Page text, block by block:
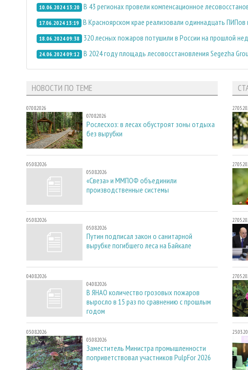
10.06.2024 13:20 В 43 регионах провели компенсационное
17.06.2024 13:19 В Красноярском крае реализовали одиннадцать ПИПов
18.06.2024 09:38 320 лесных пожаров потушили в России на прошлой
24.06.2024 09:12 В 2024 году площадь лесовосстановления Segezha
НОВОСТИ ПО ТЕМЕ
07.08.2026
07.08.2026
Рослесхоз: в лесах обустроят зоны отдыха
без вырубки
05.08.2026
05.08.2026
«Свеза» и ММПОФ объединили
производственные системы
05.08.2026
05.08.2026
Путин подписал закон о санитарной
вырубке погибшего леса на Байкале
04.08.2026
04.08.2026
В ЯНАО количество грозовых пожаров
выросло в 15 раз по сравнению с прошлым
годом
03.08.2026
03.08.2026
Заместитель Министра промышленности
поприветствовал участников PulpFor 2026